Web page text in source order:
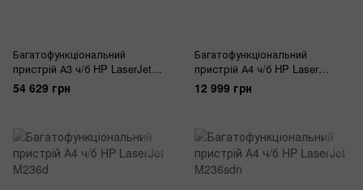
Багатофункціональний
пристрій А3 ч/б HP LaserJet
M443nda
54 629 грн
Багатофункціональний
пристрій А4 ч/б HP Laser
137fnw з Wi-Fi
12 999 грн